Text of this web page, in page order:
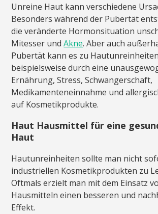
Unreine Haut kann verschiedene
Besonders während der Pubertät
die veränderte Hormonsituation
Mitesser undAkne. Aber auch
Pubertät kann es zu
beispielsweise durch eine
Ernährung, Stress, Schwangerschaft,
Medikamenteneinnahme und
auf Kosmetikprodukte.
Haut Hausmittel für eine
Haut
Hautunreinheiten sollte man nicht
industriellen Kosmetikprodukten zu
Oftmals erzielt man mit dem Einsatz
Hausmitteln einen besseren und
Effekt.